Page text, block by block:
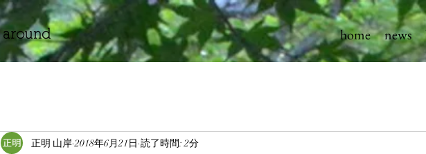
home news
正明 山岸 2018年6月21日 読了時間: 2分